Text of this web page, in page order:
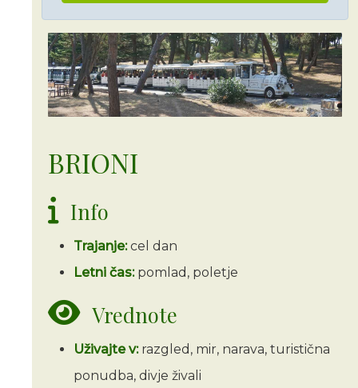
BRIONI
Info
Trajanje:cel dan
Letni čas:pomlad, poletje
Vrednote
Uživajte v:razgled, mir, narava, turistična
ponudba, divje živali